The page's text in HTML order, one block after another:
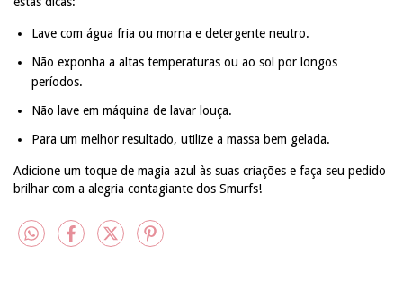
Lave com água fria ou morna e detergente neutro.
Não exponha a altas temperaturas ou ao sol por longos
períodos.
Não lave em máquina de lavar louça.
Para um melhor resultado, utilize a massa bem gelada.
Adicione um toque de magia azul às suas criações e faça seu pedido
brilhar com a alegria contagiante dos Smurfs!